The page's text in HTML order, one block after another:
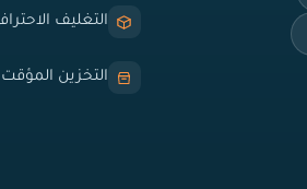
التغليف
التخزين المؤقت